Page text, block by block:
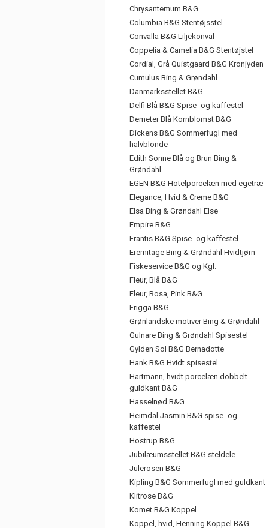
Chrysantemum B&G
Columbia B&G Stentøjsstel
Convalla B&G Liljekonval
Coppelia & Camelia B&G Stentøjstel
Cordial, Grå Quistgaard B&G Kronjyden
Cumulus Bing & Grøndahl
Danmarksstellet B&G
Delfi Blå B&G Spise- og kaffestel
Demeter Blå Kornblomst B&G
Dickens B&G Sommerfugl med
halvblonde
Edith Sonne Blå og Brun Bing &
Grøndahl
EGEN B&G Hotelporcelæn med egetræ
Elegance, Hvid & Creme B&G
Elsa Bing & Grøndahl Else
Empire B&G
Erantis B&G Spise- og kaffestel
Eremitage Bing & Grøndahl Hvidtjørn
Fiskeservice B&G og Kgl.
Fleur, Blå B&G
Fleur, Rosa, Pink B&G
Frigga B&G
Grønlandske motiver Bing & Grøndahl
Gulnare Bing & Grøndahl Spisestel
Gylden Sol B&G Bernadotte
Hank B&G Hvidt spisestel
Hartmann, hvidt porcelæn dobbelt
guldkant B&G
Hasselnød B&G
Heimdal Jasmin B&G spise- og
kaffestel
Hostrup B&G
Jubilæumsstellet B&G steldele
Julerosen B&G
Kipling B&G Sommerfugl med guldkant
Klitrose B&G
Komet B&G Koppel
Koppel, hvid, Henning Koppel B&G